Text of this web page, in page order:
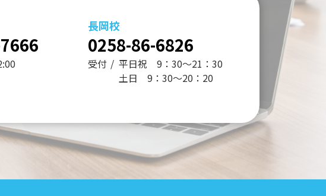
長岡校
0258-86-6826
受付
平日祝 9：30～21：30
土日 9：30～20：20